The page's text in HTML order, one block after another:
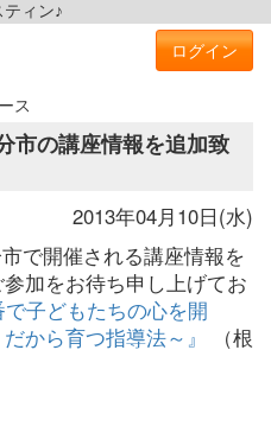
ィン♪
ログイン
ス
市の講座情報を追加致
2013年04月10日(水)
で開催される講座情報を
加をお待ち申し上げてお
で子どもたちの心を開
から育つ指導法～』
（根